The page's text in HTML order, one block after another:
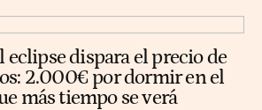
eclipse dispara el precio de
2.000€ por dormir en el
más tiempo se verá